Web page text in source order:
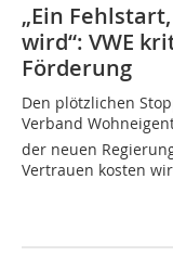
„Ein
wird“: VWE
Förderung
Den plötzlichen
Verband
der neuen
Vertrauen kosten